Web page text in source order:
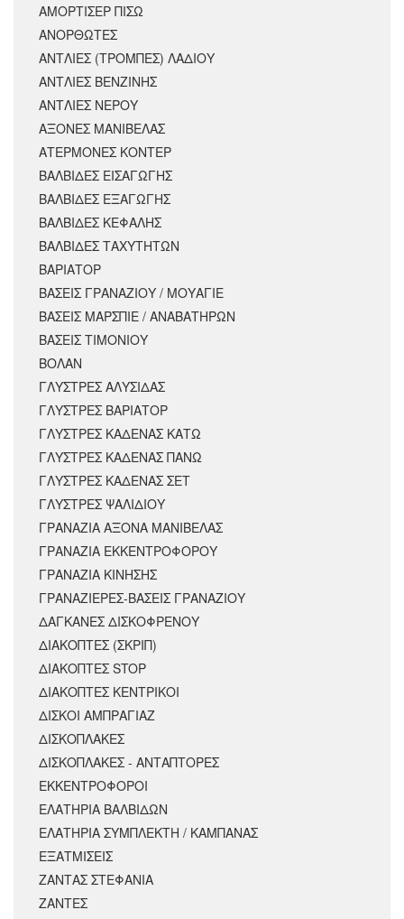
ΑΜΟΡΤΙΣΕΡ ΠΙΣΩ
ΑΝΟΡΘΩΤΕΣ
ΑΝΤΛΙΕΣ (ΤΡΟΜΠΕΣ) ΛΑΔΙΟΥ
ΑΝΤΛΙΕΣ ΒΕΝΖΙΝΗΣ
ΑΝΤΛΙΕΣ ΝΕΡΟΥ
ΑΞΟΝΕΣ ΜΑΝΙΒΕΛΑΣ
ΑΤΕΡΜΟΝΕΣ ΚΟΝΤΕΡ
ΒΑΛΒΙΔΕΣ ΕΙΣΑΓΩΓΗΣ
ΒΑΛΒΙΔΕΣ ΕΞΑΓΩΓΗΣ
ΒΑΛΒΙΔΕΣ ΚΕΦΑΛΗΣ
ΒΑΛΒΙΔΕΣ ΤΑΧΥΤΗΤΩΝ
ΒΑΡΙΑΤΟΡ
ΒΑΣΕΙΣ ΓΡΑΝΑΖΙΟΥ / ΜΟΥΑΓΙΕ
ΒΑΣΕΙΣ ΜΑΡΣΠΙΕ / ΑΝΑΒΑΤΗΡΩΝ
ΒΑΣΕΙΣ ΤΙΜΟΝΙΟΥ
ΒΟΛΑΝ
ΓΛΥΣΤΡΕΣ ΑΛΥΣΙΔΑΣ
ΓΛΥΣΤΡΕΣ ΒΑΡΙΑΤΟΡ
ΓΛΥΣΤΡΕΣ ΚΑΔΕΝΑΣ ΚΑΤΩ
ΓΛΥΣΤΡΕΣ ΚΑΔΕΝΑΣ ΠΑΝΩ
ΓΛΥΣΤΡΕΣ ΚΑΔΕΝΑΣ ΣΕΤ
ΓΛΥΣΤΡΕΣ ΨΑΛΙΔΙΟΥ
ΓΡΑΝΑΖΙΑ ΑΞΟΝΑ ΜΑΝΙΒΕΛΑΣ
ΓΡΑΝΑΖΙΑ ΕΚΚΕΝΤΡΟΦΟΡΟΥ
ΓΡΑΝΑΖΙΑ ΚΙΝΗΣΗΣ
ΓΡΑΝΑΖΙΕΡΕΣ-ΒΑΣΕΙΣ ΓΡΑΝΑΖΙΟΥ
ΔΑΓΚΑΝΕΣ ΔΙΣΚΟΦΡΕΝΟΥ
ΔΙΑΚΟΠΤΕΣ (ΣΚΡΙΠ)
ΔΙΑΚΟΠΤΕΣ STOP
ΔΙΑΚΟΠΤΕΣ ΚΕΝΤΡΙΚΟΙ
ΔΙΣΚΟΙ ΑΜΠΡΑΓΙΑΖ
ΔΙΣΚΟΠΛΑΚΕΣ
ΔΙΣΚΟΠΛΑΚΕΣ - ΑΝΤΑΠΤΟΡΕΣ
ΕΚΚΕΝΤΡΟΦΟΡΟΙ
ΕΛΑΤΗΡΙΑ ΒΑΛΒΙΔΩΝ
ΕΛΑΤΗΡΙΑ ΣΥΜΠΛΕΚΤΗ / ΚΑΜΠΑΝΑΣ
ΕΞΑΤΜΙΣΕΙΣ
ΖΑΝΤΑΣ ΣΤΕΦΑΝΙΑ
ΖΑΝΤΕΣ